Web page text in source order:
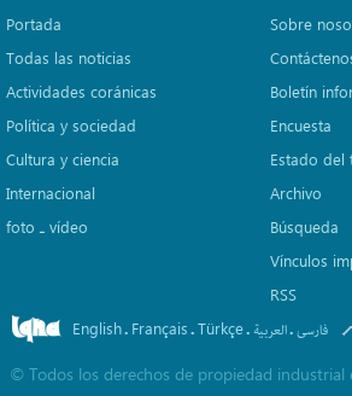
Portada
Todas las noticias
Actividades coránicas
Política y sociedad
Cultura y ciencia
Internacional
foto ـ vídeo
Sobre
Boletín
Encuesta
Estado del
Archivo
Búsqueda
Vínculos
RSS
English. Français.Türkçe. العربیة.فارسی
© Todos los derechos de propiedad